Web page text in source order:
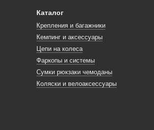
Каталог
Крепления и багажники
Кемпинг и аксессуары
Цепи на колеса
Фаркопы и системы
Сумки рюкзаки чемоданы
Коляски и велоаксессуары